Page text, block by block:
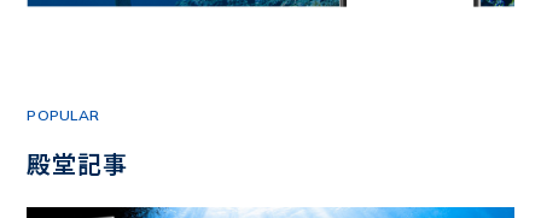
POPULAR
殿堂記事